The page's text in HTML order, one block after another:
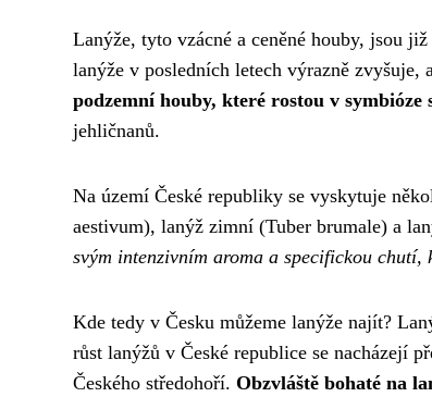
Lanýže, tyto vzácné a ceněné houby, jsou
lanýže v posledních letech výrazně zvyšuje,
podzemní houby, které rostou v
jehličnanů.
Na území České republiky se vyskytuje
aestivum), lanýž zimní (Tuber brumale) a
svým intenzivním aroma a specifickou
Kde tedy v Česku můžeme lanýže najít?
růst lanýžů v České republice se nacházejí
Českého středohoří. Obzvláště bohaté na